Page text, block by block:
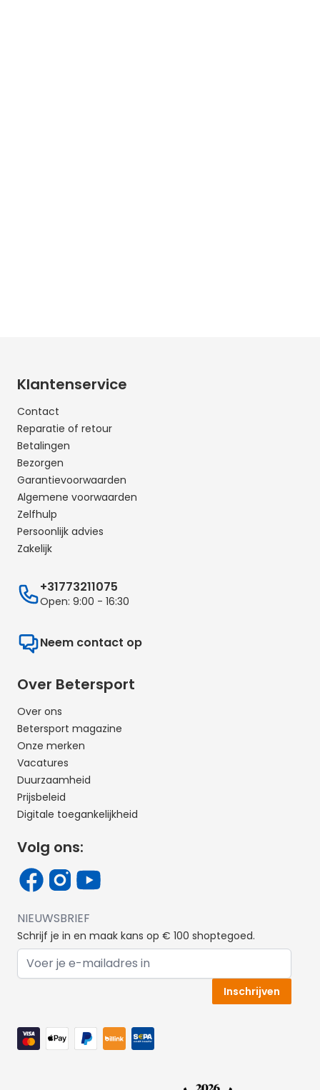
Klantenservice
Contact
Reparatie of retour
Betalingen
Bezorgen
Garantievoorwaarden
Algemene voorwaarden
Zelfhulp
Persoonlijk advies
Zakelijk
Over Betersport
Over ons
Betersport magazine
Onze merken
Vacatures
Duurzaamheid
Prijsbeleid
Digitale toegankelijkheid
+31773211075
Open: 9:00 - 16:30
Neem contact op
Volg ons:
NIEUWSBRIEF
Schrijf je in en maak kans op € 100 shoptegoed.
Inschrijven